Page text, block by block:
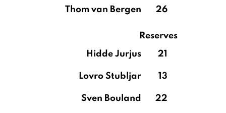
Thom van Bergen 26
Reserves
Hidde Jurjus
21
Lovro Stubljar 13
Sven Bouland 22